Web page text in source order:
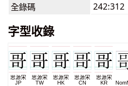
全錄碼
242:312
字型收錄
思源宋
JP
思源宋
TW
思源宋
HK
思源宋
CN
思源宋
KR